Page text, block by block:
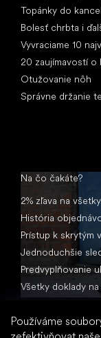
Používáme
Topánky do
Bolesť chrbta i
Vyvraciame 10
20 zaujímavostí o
Otužovanie nôh
Správne držanie
Na čo čakáte?
2% zľava na
História
Prístup k skrytým
Jednoduchšie
Predvyplňovanie
Všetky doklady